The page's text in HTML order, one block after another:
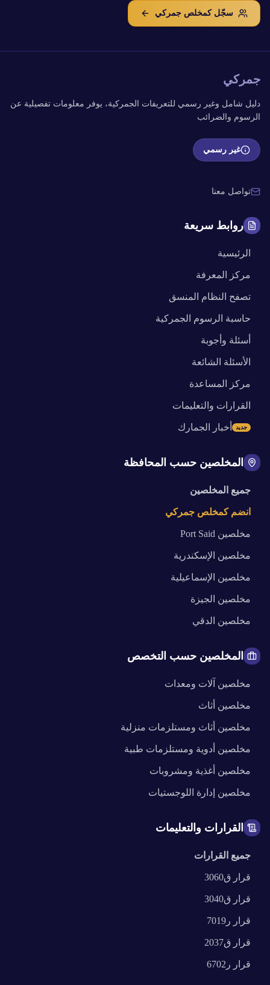
سجّل كمخلص جمركي
جمركي
دليل شامل وغير رسمي للتعريفات الجمركية، يوفر معلومات تفصيلية عن
الرسوم والضرائب
غير رسمي
تواصل معنا
روابط سريعة
الرئيسية
مركز المعرفة
تصفح النظام المنسق
حاسبة الرسوم الجمركية
أسئلة وأجوبة
الأسئلة الشائعة
مركز المساعدة
القرارات والتعليمات
أخبار الجمارك جديد
المخلصين حسب المحافظة
جميع المخلصين
انضم كمخلص جمركي
مخلصين Port Said
مخلصين الإسكندرية
مخلصين الإسماعيلية
مخلصين الجيزة
مخلصين الدقي
المخلصين حسب التخصص
مخلصين آلات ومعدات
مخلصين أثاث
مخلصين أثاث ومستلزمات منزلية
مخلصين أدوية ومستلزمات طبية
مخلصين أغذية ومشروبات
مخلصين إدارة اللوجستيات
القرارات والتعليمات
جميع القرارات
قرار ق3060
قرار ق3040
قرار ر7019
قرار ق2037
قرار ر6702